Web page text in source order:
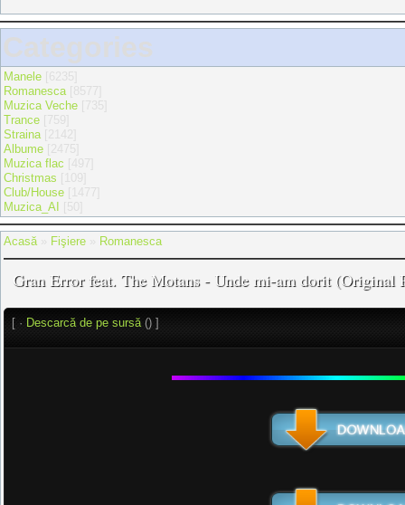
Categories
Manele
Romanesca
Muzica Veche
Trance
Straina
Albume
Muzica flac
Christmas
Club/House
Muzica_AI
Acasă» Fişiere Romanesca
Gran Error feat. The Motans - Unde mi-am dorit (Original
[ · Descarcă de pe sursă() ]